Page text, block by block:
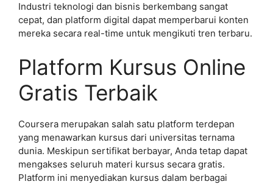
Industri teknologi dan bisnis berkembang sangat
cepat, dan platform digital dapat memperbarui konten
mereka secara real-time untuk mengikuti tren terbaru.
Platform Kursus Online
Gratis Terbaik
Coursera merupakan salah satu platform terdepan
yang menawarkan kursus dari universitas ternama
dunia. Meskipun sertifikat berbayar, Anda tetap dapat
mengakses seluruh materi kursus secara gratis.
Platform ini menyediakan kursus dalam berbagai